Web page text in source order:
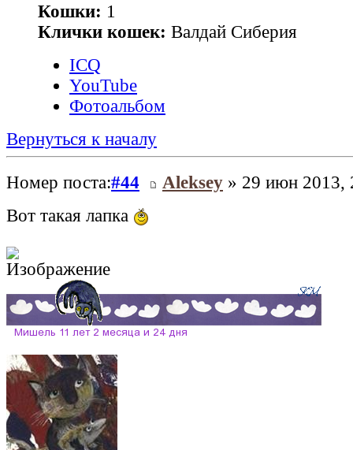
Кошки: 1
Клички кошек: Валдай Сиберия
ICQ
YouTube
Фотоальбом
Вернуться к началу
Номер поста:#44 Aleksey » 29 июн 2013,
Вот такая лапка